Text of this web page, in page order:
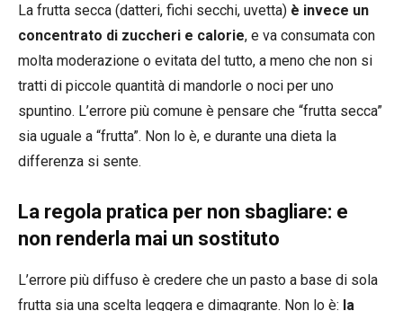
La frutta secca (datteri, fichi secchi, uvetta) è invece un
concentrato di zuccheri e calorie, e va consumata con
molta moderazione o evitata del tutto, a meno che non si
tratti di piccole quantità di mandorle o noci per uno
spuntino. L’errore più comune è pensare che “frutta secca”
sia uguale a “frutta”. Non lo è, e durante una dieta la
differenza si sente.
La regola pratica per non sbagliare: e
non renderla mai un sostituto
L’errore più diffuso è credere che un pasto a base di sola
frutta sia una scelta leggera e dimagrante. Non lo è: la